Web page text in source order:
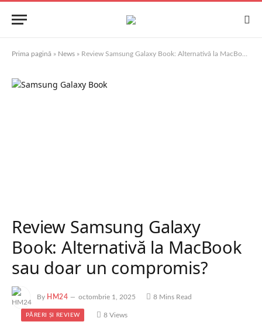
Prima pagină » News » Review Samsung Galaxy Book: Alternativă la MacBook sau doar un compromis?
Review Samsung Galaxy
Book: Alternativă la MacBook
sau doar un compromis?
By HM24 octombrie 1, 2025 8 Mins Read
PĂRERI ȘI REVIEW 8Views